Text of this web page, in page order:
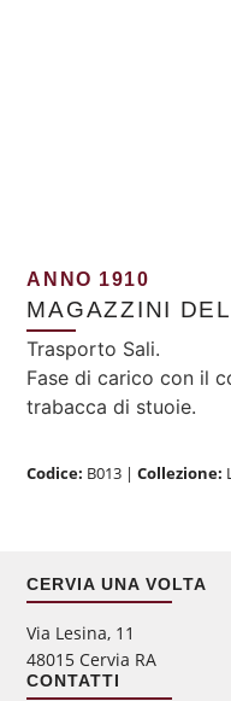
ANNO 1910
MAGAZZINI
Trasporto Sali.
Fase di carico con il
trabacca di stuoie.
Codice: B013 |Collezione:
CERVIA UNA VOLTA
Via Lesina, 11
48015 Cervia RA
CONTATTI